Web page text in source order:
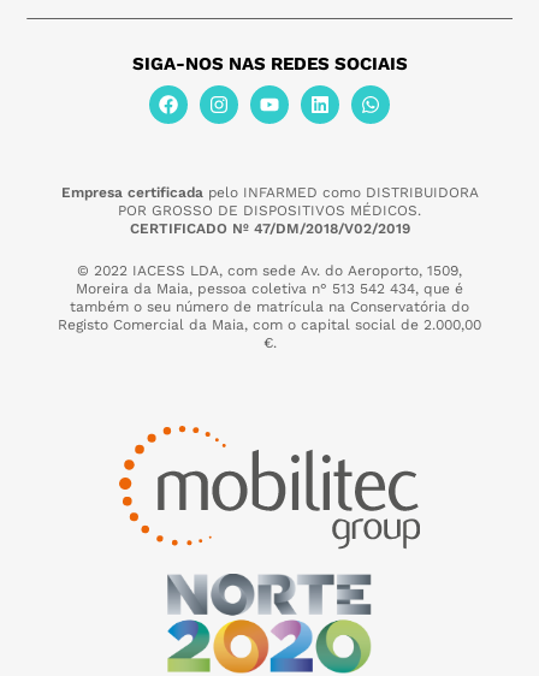
SIGA-NOS NAS REDES SOCIAIS
Empresa certificadapelo INFARMED como DISTRIBUIDORA
POR GROSSO DE DISPOSITIVOS MÉDICOS.
CERTIFICADO Nº 47/DM/2018/V02/2019
© 2022 IACESS LDA, com sede Av. do Aeroporto, 1509,
Moreira da Maia, pessoa coletiva n° 513 542 434, que é
também o seu número de matrícula na Conservatória do
Registo Comercial da Maia, com o capital social de 2.000,00
€.